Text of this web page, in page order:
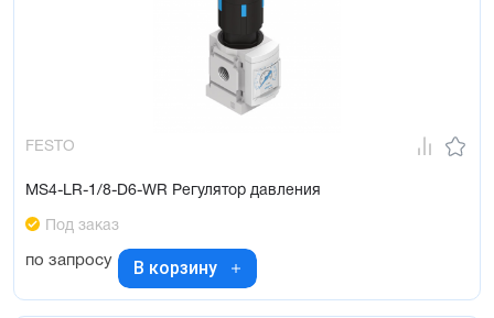
FESTO
MS4-LR-1/8-D6-WR Регулятор давления
Под заказ
по запросу В корзину